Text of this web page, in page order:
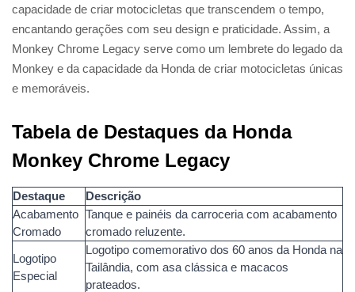
capacidade de criar motocicletas que transcendem o tempo,
encantando gerações com seu design e praticidade. Assim, a
Monkey Chrome Legacy serve como um lembrete do legado da
Monkey e da capacidade da Honda de criar motocicletas únicas
e memoráveis.
Tabela de Destaques da Honda
Monkey Chrome Legacy
Destaque
Descrição
Acabamento
Cromado
Tanque e painéis da carroceria com acabamento
cromado reluzente.
Logotipo
Especial
Logotipo comemorativo dos 60 anos da Honda na
Tailândia, com asa clássica e macacos
prateados.